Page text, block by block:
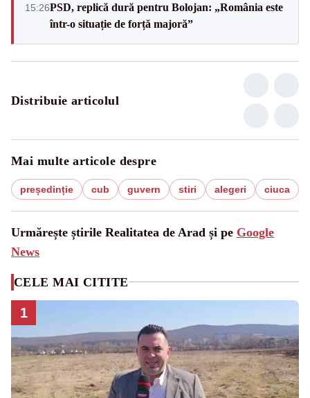
15:26PSD, replică dură pentru Bolojan: „România este
într-o situație de forță majoră”
Distribuie articolul
Mai multe articole despre
președinție cub guvern stiri alegeri ciuca
Urmărește știrile Realitatea de Arad și pe Google
News
CELE MAI CITITE
1